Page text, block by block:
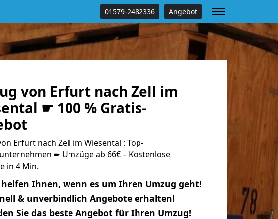
01579-2482336 Angebot
von Erfurt nach Zell im
☛ 100 % Gratis-
Erfurt nach Zell im Wiesental : Top-
➨ Umzüge ab 66€ – Kostenlose
in 4 Min.
Ihnen, wenn es um Ihren Umzug geht!
& unverbindlich Angebote erhalten!
Sie das beste Angebot für Ihren Umzug!